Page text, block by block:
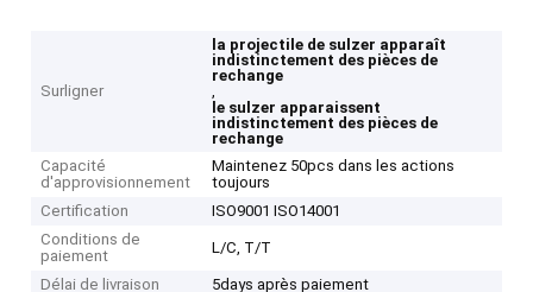
Surligner
la projectile de sulzer apparaît
indistinctement des pièces de
rechange
,
le sulzer apparaissent
indistinctement des pièces de
rechange
Capacité
d'approvisionnement
Maintenez 50pcs dans les actions
toujours
Certification
ISO9001 ISO14001
Conditions de
paiement
L/C, T/T
Délai de livraison 5days après paiement